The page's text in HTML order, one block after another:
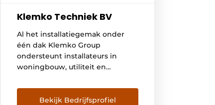
Klemko Techniek BV
Al het installatiegemak onder
één dak Klemko Group
ondersteunt installateurs in
woningbouw, utiliteit en
elkaar afgestemde oplossingen
voor elektrotechnische
Bekijk Bedrijfsprofiel